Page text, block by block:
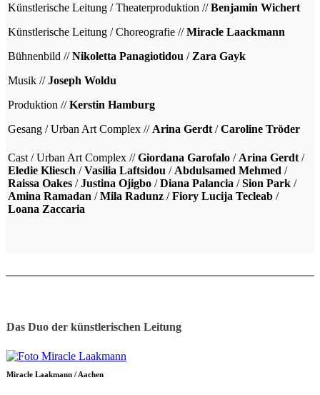
Künstlerische Leitung / Theaterproduktion //Benjamin Wichert
Künstlerische Leitung / Choreografie //Miracle Laackmann
Bühnenbild //Nikoletta Panagiotidou / Zara Gayk
Musik //Joseph Woldu
Produktion //Kerstin Hamburg
Gesang / Urban Art Complex // Arina Gerdt /Caroline Tröder
Cast / Urban Art Complex //Giordana Garofalo / Arina Gerdt /
Eledie Kliesch /Vasilia Laftsidou / Abdulsamed Mehmed /
Raissa Oakes /Justina Ojigbo /Diana Palancia /Sion Park /
Amina Ramadan /Mila Radunz /Fiory Lucija Tecleab /
Loana Zaccaria
Das Duo der künstlerischen Leitung
Miracle Laakmann / Aachen